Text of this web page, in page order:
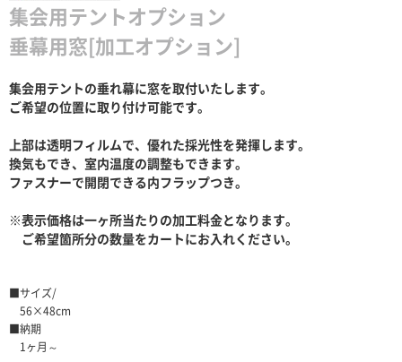
集会用テントオプション
垂幕用窓[加工オプション]
集会用テントの垂れ幕に窓を取付いたします。
ご希望の位置に取り付け可能です。
上部は透明フィルムで、優れた採光性を発揮します。
換気もでき、室内温度の調整もできます。
ファスナーで開閉できる内フラップつき。
※表示価格は一ヶ所当たりの加工料金となります。
ご希望箇所分の数量をカートにお入れください。
■サイズ/
56×48cm
■納期
1ヶ月～